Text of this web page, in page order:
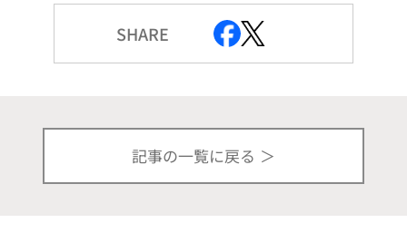
SHARE
記事の一覧に戻る